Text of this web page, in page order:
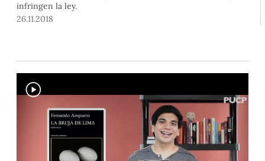
infringen la ley.
26.11.2018